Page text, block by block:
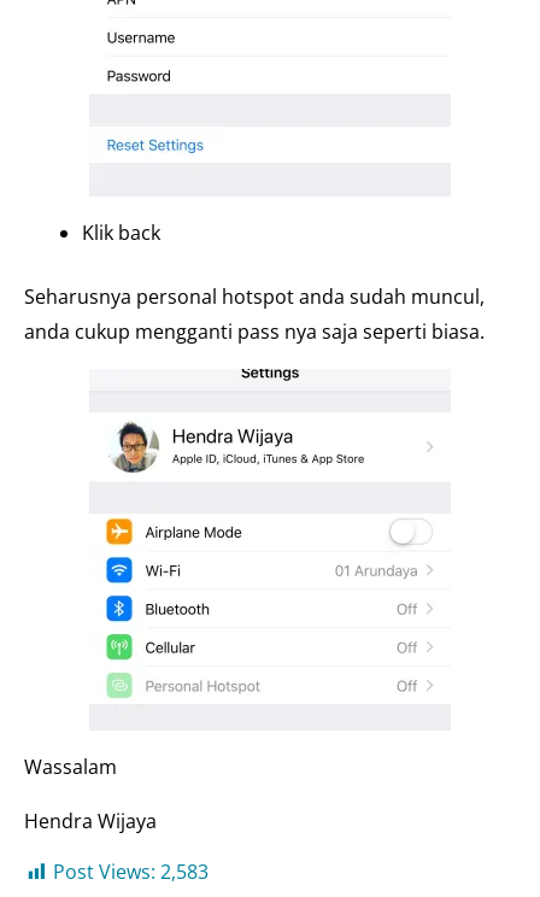
Klik back
Seharusnya personal hotspot anda sudah muncul,
anda cukup mengganti pass nya saja seperti biasa.
Wassalam
Hendra Wijaya
Post Views: 2,583